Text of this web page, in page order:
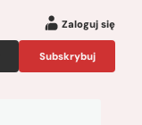
Zaloguj się
Subskrybuj